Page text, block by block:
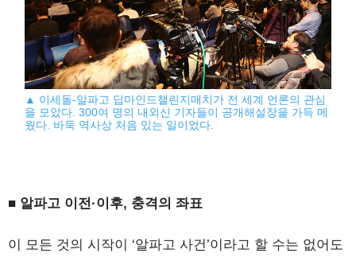
▲ 이세돌-알파고 딥마인드챌린지매치가 전 세계 언론의 관심
을 모았다. 300여 명의 내외신 기자들이 공개해설장을 가득 메
웠다. 바둑 역사상 처음 있는 일이었다.
■ 알파고 이전·이후, 충격의 좌표
이 모든 것의 시작이 ‘알파고 사건’이라고 할 수는 없어도